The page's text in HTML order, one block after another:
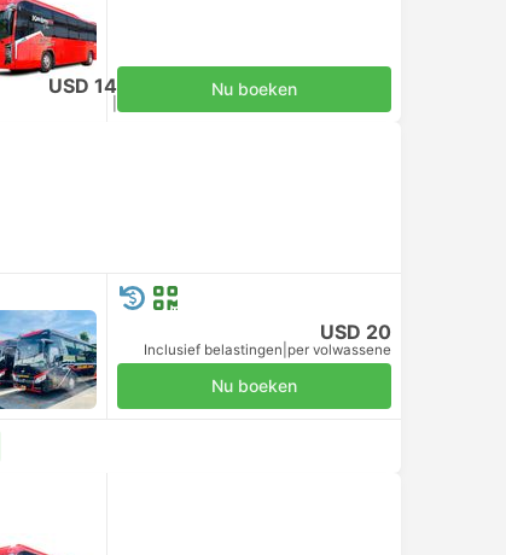
USD 14 Nu boeken
USD 20
Inclusief belastingen per volwassene
Nu boeken